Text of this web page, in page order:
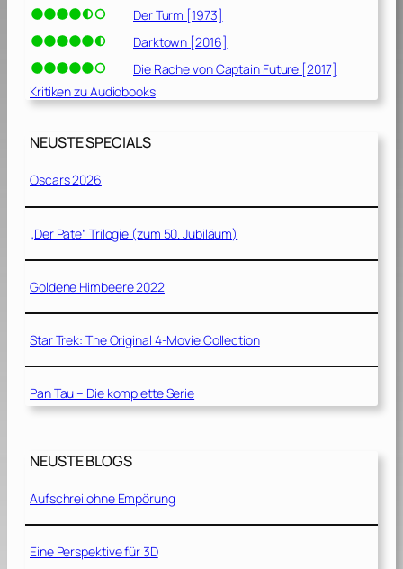
Der Turm [1973]
Darktown [2016]
Die Rache von Captain Future [2017]
Kritiken zu Audiobooks
NEUSTE SPECIALS
Oscars 2026
„Der Pate“ Trilogie (zum 50. Jubiläum)
Goldene Himbeere 2022
Star Trek: The Original 4-Movie Collection
Pan Tau – Die komplette Serie
NEUSTE BLOGS
Aufschrei ohne Empörung
Eine Perspektive für 3D